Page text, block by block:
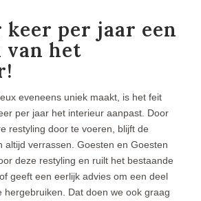
keer per jaar een
van het
eveneens uniek maakt, is het feit
per jaar het interieur aanpast. Door
restyling door te voeren, blijft de
altijd verrassen. Goesten en Goesten
deze restyling en ruilt het bestaande
geeft een eerlijk advies om een deel
hergebruiken. Dat doen we ook graag